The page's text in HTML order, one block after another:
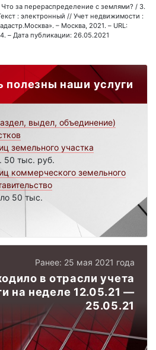
за перераспределение с землями? / З.
: электронный // Учет недвижимости :
– Москва, 2021. – URL:
– Дата публикации: 26.05.2021
полезны наши услуги
выдел, объединение)
земельного участка
50 тыс. руб.
коммерческого земельного
50 тыс.
Ранее: 25 мая 2021 года
в отрасли учета
на неделе 12.05.21 —
25.05.21